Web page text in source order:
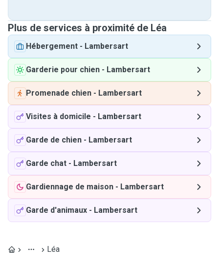
Plus de services à proximité de Léa
Hébergement - Lambersart
Garderie pour chien - Lambersart
Promenade chien - Lambersart
Visites à domicile - Lambersart
Garde de chien - Lambersart
Garde chat - Lambersart
Gardiennage de maison - Lambersart
Garde d'animaux - Lambersart
Léa